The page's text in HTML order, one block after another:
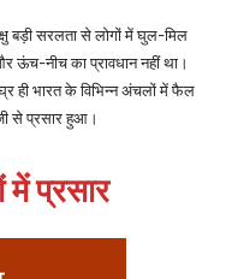
बड़ी सरलता से लोगों में घुल-मिल
ऊंच-नीच का प्रावधान नहीं था।
ही भारत के विभिन्न अंचलों में फैल
से प्रसार हुआ।
में प्रसार